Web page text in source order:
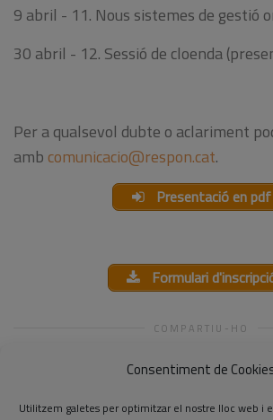
Consentiment de
Utilitzem galetes per optimitzar el nostre lloc web i
9 abril - 11. Nous sistemes de gestió
30 abril - 12. Sessió de cloenda
Per a qualsevol dubte o aclariment
ambcomunicacio@respon.cat.
Presentació en pdf
Formulari
COMPARTIU-HO